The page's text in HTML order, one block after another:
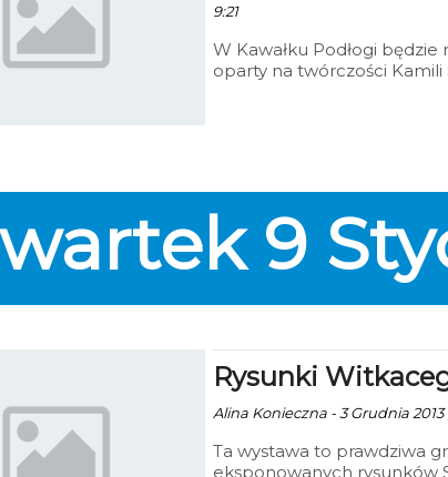
9:21
W Kawałku Podłogi
oparty na twórczości Kamili
9
Rysunki
Alina Konieczna - 3 Grudnia 2013
Ta wystawa to prawdziwa
eksponowanych rysunków